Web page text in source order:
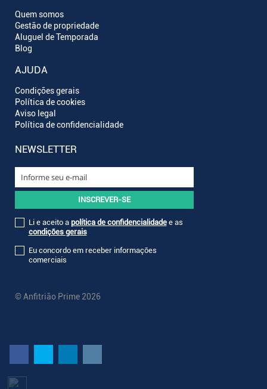
Quem somos
Gestão de propriedade
Aluguel de Temporada
Blog
AJUDA
Condições gerais
Política de cookies
Aviso legal
Política de confidencialidade
NEWSLETTER
Li e aceito a política de confidencialidadee as
condições gerais
Eu concordo em receber informações
comerciais
© Anfitrião Prime 2026